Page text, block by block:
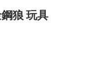
鋼狼 玩具